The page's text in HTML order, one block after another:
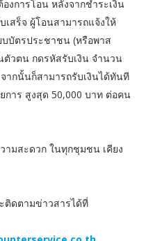
งการโอน หลังจากชำระเงิน
เสร็จ ผู้โอนสามารถแจ้งให้
บบัตรประชาชน (หรือพาส
วตน กดรหัสรับเงิน จำนวน
จากนั้นก็สามารถรับเงินได้ทันที
การ สูงสุด 50,000 บาท ต่อคน
ามสะดวก ในทุกชุมชน เคียง
ติดตามข่าวสารได้ที่